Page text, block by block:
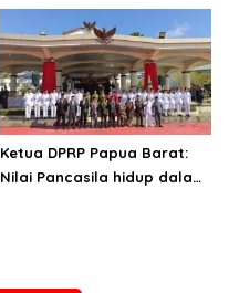
Ketua DPRP Papua Barat:
Nilai Pancasila hidup dalam